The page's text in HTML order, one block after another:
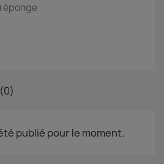
éponge
publié pour le moment.